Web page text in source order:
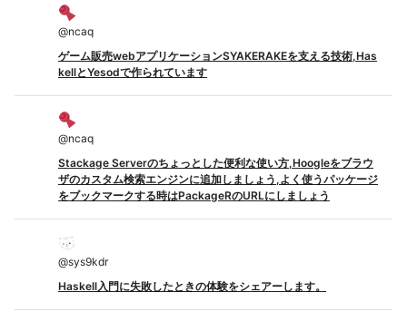
@ncaq
ゲーム販売webアプリケーションSYAKERAKEを支える技術,Has
kellとYesodで作られています
@ncaq
Stackage Serverのちょっとした便利な使い方,Hoogleをブラウ
ザのカスタム検索エンジンに追加しましょう,よく使うパッケージ
をブックマークする時はPackageRのURLにしましょう
@sys9kdr
Haskell入門に失敗したときの体験をシェアーします。